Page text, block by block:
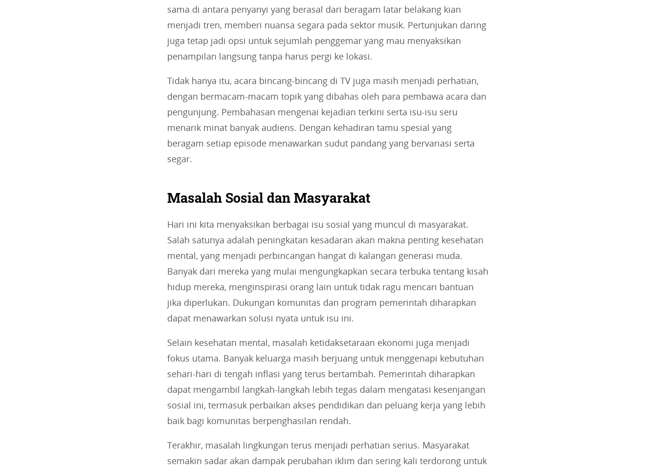
sama di antara penyanyi yang berasal dari beragam latar belakang kian
menjadi tren, memberi nuansa segara pada sektor musik. Pertunjukan daring
juga tetap jadi opsi untuk sejumlah penggemar yang mau menyaksikan
penampilan langsung tanpa harus pergi ke lokasi.
Tidak hanya itu, acara bincang-bincang di TV juga masih menjadi perhatian,
dengan bermacam-macam topik yang dibahas oleh para pembawa acara dan
pengunjung. Pembahasan mengenai kejadian terkini serta isu-isu seru
menarik minat banyak audiens. Dengan kehadiran tamu spesial yang
beragam setiap episode menawarkan sudut pandang yang bervariasi serta
segar.
Masalah Sosial dan Masyarakat
Hari ini kita menyaksikan berbagai isu sosial yang muncul di masyarakat.
Salah satunya adalah peningkatan kesadaran akan makna penting kesehatan
mental, yang menjadi perbincangan hangat di kalangan generasi muda.
Banyak dari mereka yang mulai mengungkapkan secara terbuka tentang kisah
hidup mereka, menginspirasi orang lain untuk tidak ragu mencari bantuan
jika diperlukan. Dukungan komunitas dan program pemerintah diharapkan
dapat menawarkan solusi nyata untuk isu ini.
Selain kesehatan mental, masalah ketidaksetaraan ekonomi juga menjadi
fokus utama. Banyak keluarga masih berjuang untuk menggenapi kebutuhan
sehari-hari di tengah inflasi yang terus bertambah. Pemerintah diharapkan
dapat mengambil langkah-langkah lebih tegas dalam mengatasi kesenjangan
sosial ini, termasuk perbaikan akses pendidikan dan peluang kerja yang lebih
baik bagi komunitas berpenghasilan rendah.
Terakhir, masalah lingkungan terus menjadi perhatian serius. Masyarakat
semakin sadar akan dampak perubahan iklim dan sering kali terdorong untuk